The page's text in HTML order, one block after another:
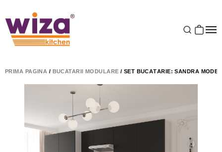
PRIMA PAGINĂ / BUCATARII MODULARE / SET BUCĂTĂRIE: SANDRA